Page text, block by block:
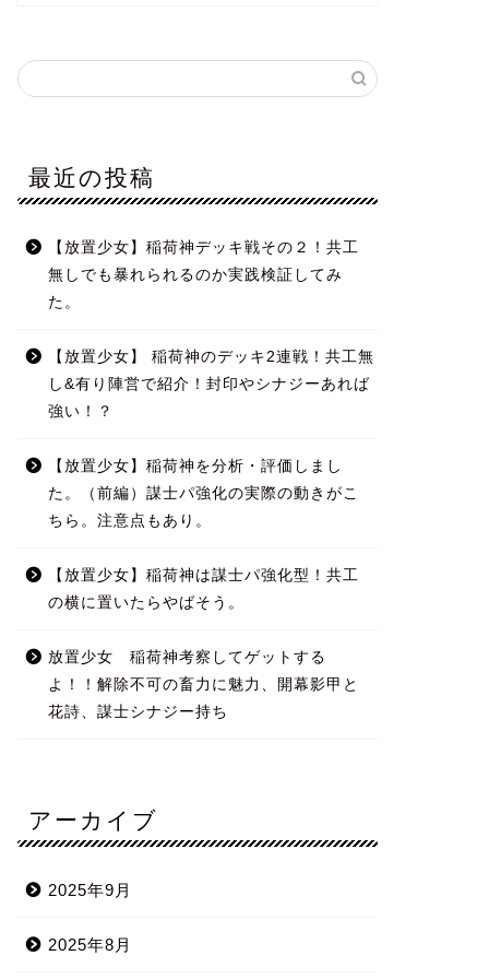
最近の投稿
【放置少女】稲荷神デッキ戦その２！共工
無しでも暴れられるのか実践検証してみ
た。
【放置少女】 稲荷神のデッキ2連戦！共工無
し&有り陣営で紹介！封印やシナジーあれば
強い！？
【放置少女】稲荷神を分析・評価しまし
た。（前編）謀士パ強化の実際の動きがこ
ちら。注意点もあり。
【放置少女】稲荷神は謀士パ強化型！共工
の横に置いたらやばそう。
放置少女 稲荷神考察してゲットする
よ！！解除不可の畜力に魅力、開幕影甲と
花詩、謀士シナジー持ち
アーカイブ
2025年9月
2025年8月